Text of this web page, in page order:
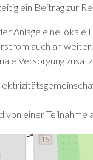
ein Beitrag zur
Anlage eine lokale
auch an
Versorgung
von einer